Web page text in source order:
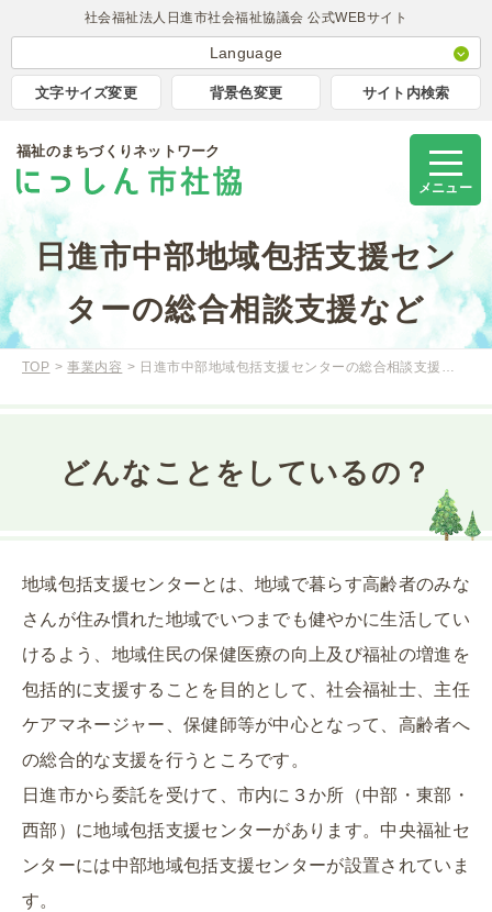
社会福祉法人日進市社会福祉協議会 公式WEBサイト
Language
日本語
簡体中文
Korea
Tagalog
文字サイズ変更 背景色変更 サイト内検索
福祉のまちづくりネットワーク
メニュー
日進市中部地域包括支援セン
ターの総合相談支援など
TOP 事業内容 日進市中部地域包括支援センターの総合相談支援…
どんなことをしているの？
地域包括支援センターとは、地域で暮らす高齢者のみな
さんが住み慣れた地域でいつまでも健やかに生活してい
けるよう、地域住民の保健医療の向上及び福祉の増進を
包括的に支援することを目的として、社会福祉士、主任
ケアマネージャー、保健師等が中心となって、高齢者へ
の総合的な支援を行うところです。
日進市から委託を受けて、市内に３か所（中部・東部・
西部）に地域包括支援センターがあります。中央福祉セ
ンターには中部地域包括支援センターが設置されていま
す。